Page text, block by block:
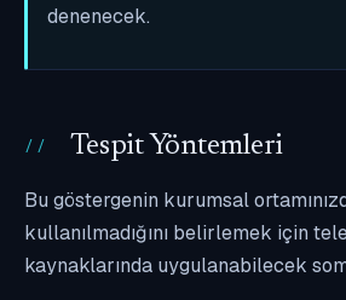
denenecek.
Tespit Yöntemleri
Bu göstergenin kurumsal
kullanılmadığını belirlemek için
kaynaklarında uygulanabilecek